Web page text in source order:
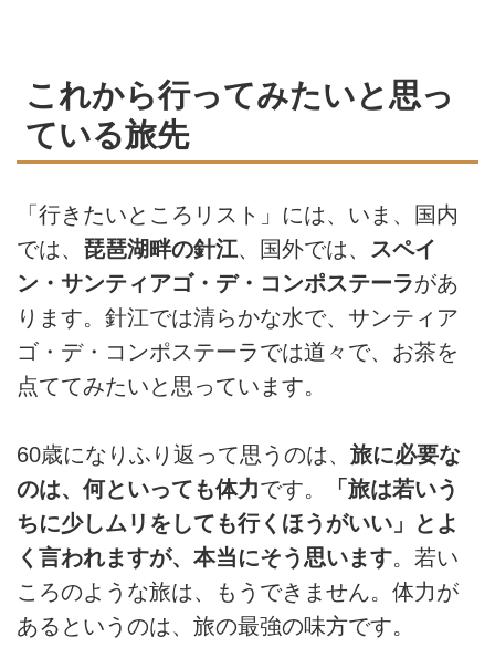
これから行ってみたいと思っ
ている旅先
「行きたいところリスト」には、いま、国内
では、 琵琶湖畔の針江、国外では、 スペイ
ン・サンティアゴ・デ・コンポステーラがあ
ります。針江では清らかな水で、サンティア
ゴ・デ・コンポステーラでは道々で、お茶を
点ててみたいと思っています。
60歳になりふり返って思うのは、 旅に必要な
のは、何といっても体力です。
「旅は若いう
ちに少しムリをしても行くほうがいい」とよ
く言われますが、本当にそう思います。若い
ころのような旅は、もうできません。体力が
あるというのは、旅の最強の味方です。